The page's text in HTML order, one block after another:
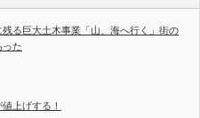
残る巨大土木事業「山、海へ行く」街の
った
上げする！